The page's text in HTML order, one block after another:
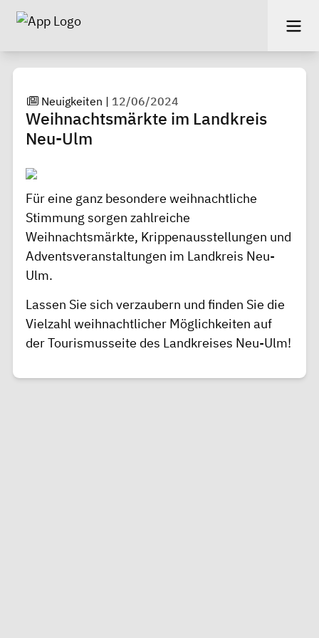
Neuigkeiten | 12/06/2024
Weihnachtsmärkte im Landkreis
Neu-Ulm
Für eine ganz besondere weihnachtliche
Stimmung sorgen zahlreiche
Weihnachtsmärkte, Krippenausstellungen und
Adventsveranstaltungen im Landkreis Neu-
Ulm.
Lassen Sie sich verzaubern und finden Sie die
Vielzahl weihnachtlicher Möglichkeiten auf
derTourismusseite des Landkreises Neu-Ulm!